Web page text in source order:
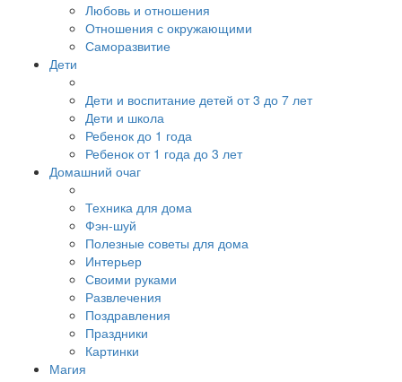
Любовь и отношения
Отношения с окружающими
Саморазвитие
Дети
Дети и воспитание детей от 3 до 7 лет
Дети и школа
Ребенок до 1 года
Ребенок от 1 года до 3 лет
Домашний очаг
Техника для дома
Фэн-шуй
Полезные советы для дома
Интерьер
Своими руками
Развлечения
Поздравления
Праздники
Картинки
Магия